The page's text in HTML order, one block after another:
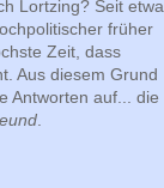
Lortzing? Seit etwa
früher
Zeit, dass
Aus diesem Grund
Antworten auf... die